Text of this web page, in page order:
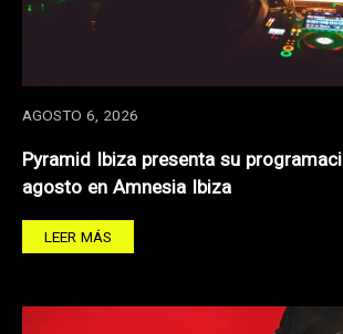
AGOSTO 6, 2026
Pyramid Ibiza presenta su
agosto en Amnesia Ibiza
LEER MÁS